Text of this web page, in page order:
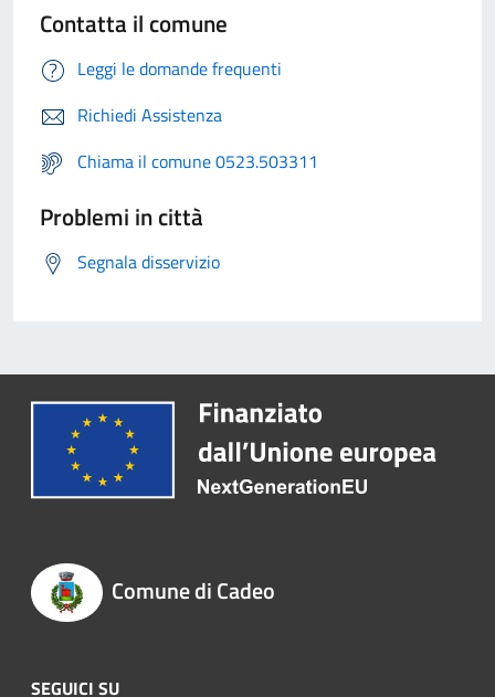
Contatta il comune
Leggi le domande frequenti
Richiedi Assistenza
Chiama il comune 0523.503311
Problemi in città
Segnala disservizio
Comune di Cadeo
SEGUICI SU